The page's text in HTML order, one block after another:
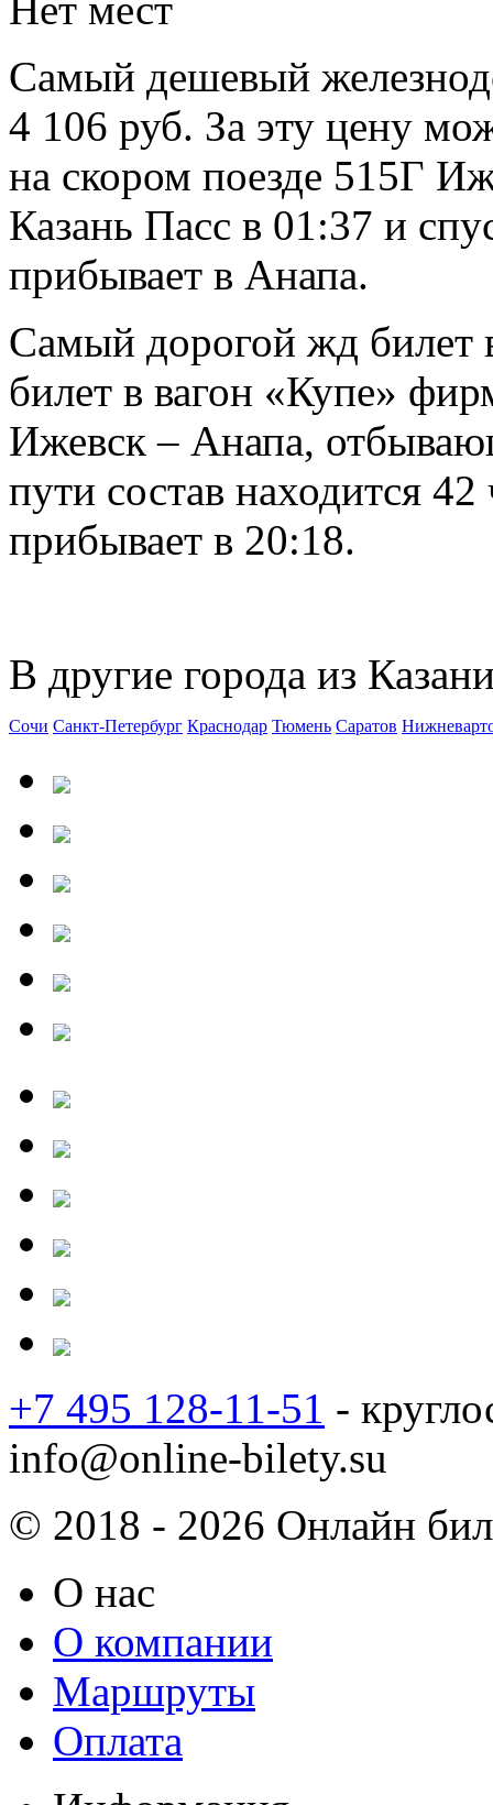
Самый дешевый
4 106 руб. За эту цену
на скором поезде 515Г
Казань Пасс в 01:37 и
прибывает в Анапа.
Самый дорогой жд билет
билет в вагон «Купе»
Ижевск – Анапа,
пути состав находится
прибывает в 20:18.
В другие города из
Сочи Санкт-Петербург Краснодар Тюмень Саратов
+7 495 128-11-51 -
info@online-bilety.su
© 2018 - 2026 Онлайн
О нас
О компании
Маршруты
Оплата